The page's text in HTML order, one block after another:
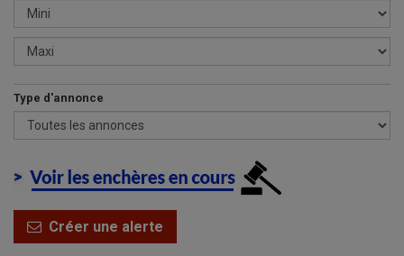
Type d'annonce
Créer une alerte